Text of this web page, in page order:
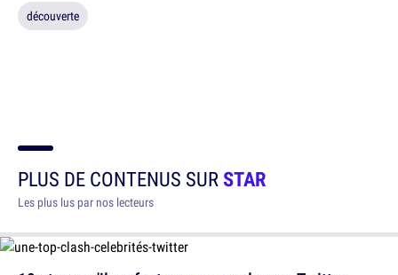
découverte
PLUS DE CONTENUS SURSTAR
Les plus lus par nos lecteurs